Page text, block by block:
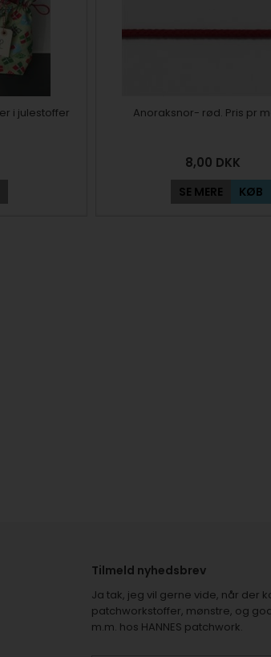
i julestoffer Anoraksnor- rød. Pris pr
8,00 DKK
SE MERE KØB
Tilmeld nyhedsbrev
Ja tak, jeg vil gerne vide, når der
patchworkstoffer, mønstre, og
m.m. hos HANNES patchwork.